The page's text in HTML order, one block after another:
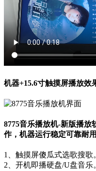
机器+15.6寸触摸屏播放效
8775音乐播放机-新版播放
作，机器运行稳定可靠耐
1、触摸屏傻瓜式选歌搜歌
2、开机即播硬盘/U盘音乐